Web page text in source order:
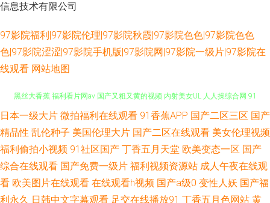
信息技术有限公司
97影院福利|97影院伦理|97影院秋霞|97影院色色|97影院色色
色|97影院涩涩|97影院手机版|97影院网|97影院一级片|97影院在
线观看 网站地图
日韩中文字 日本欧美大片 91美女在线视频 91网站下载 91在线综合观看 草
黑丝大香蕉 福利看片网av 国产又粗又黄的视频 内射美女UL 人人操综合网 91
传美 91无码导航 成全影院热门电视剧 黄色小视频入口 久久微拍福利视频广
日本一级大片 微拍福利在线观看 91香蕉APP 国产二区三区 国产
精品性 乱伦种子 美国伦理大片 国产二区在线观看 美女伦理视频
福利偷拍小视频 91社区国产 丁香五月天堂 欧美变态一区 国产
综合在线观看 国产免费一级片 福利视频资源站 成人午夜在线观
看 欧美图片在线观看 在线观看h视频 国产a级0 变性人妖 国产福
利永久 日韩中文字幕观看 足交在线播放91 丁香五月色网站 黄